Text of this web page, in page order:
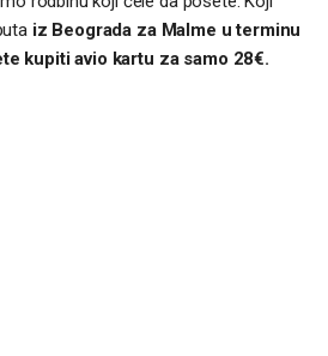
iz Beograda za Malme u terminu
kupiti avio kartu za samo 28€.